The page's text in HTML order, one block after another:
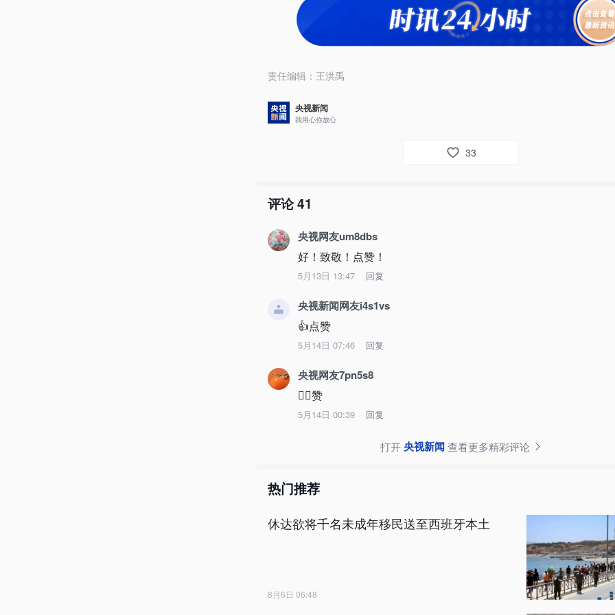
责任编辑： 王洪禹
央视新闻
我用心你放心
33
评论41
央视网友um8dbs
好！致敬！点赞！
5月13日 13:47 回复
央视新闻网友i4s1vs
👍点赞
5月14日 07:46 回复
央视网友7pn5s8
👍🏻赞
5月14日 00:39 回复
打开央视新闻查看更多精彩评论
热门推荐
休达欲将千名未成年移民送至西班牙本土
8月6日 06:48